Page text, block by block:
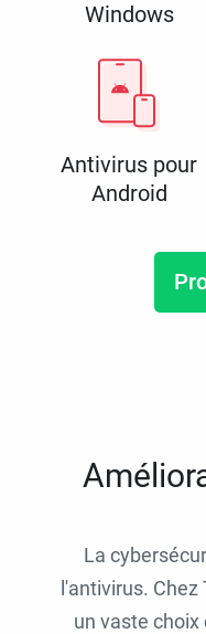
Windows
Antivirus pour
Android
La
l'antivirus.
un vaste